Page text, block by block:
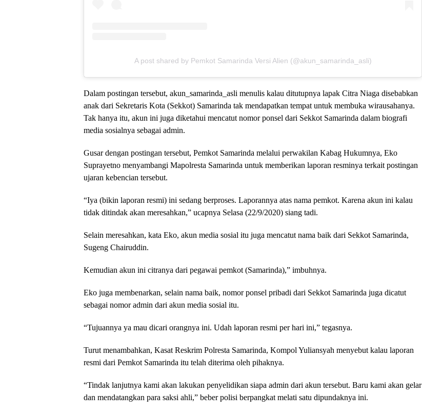
A post shared by Pemkot Samarinda Versi Alien (@akun_samarinda_asli)
Dalam postingan tersebut, akun_samarinda_asli menulis kalau ditutupnya lapak Citra Niaga disebabkan
anak dari Sekretaris Kota (Sekkot) Samarinda tak mendapatkan tempat untuk membuka wirausahanya.
Tak hanya itu, akun ini juga diketahui mencatut nomor ponsel dari Sekkot Samarinda dalam biografi
media sosialnya sebagai admin.
Gusar dengan postingan tersebut, Pemkot Samarinda melalui perwakilan Kabag Hukumnya, Eko
Suprayetno menyambangi Mapolresta Samarinda untuk memberikan laporan resminya terkait postingan
ujaran kebencian tersebut.
“Iya (bikin laporan resmi) ini sedang berproses. Laporannya atas nama pemkot. Karena akun ini kalau
tidak ditindak akan meresahkan,” ucapnya Selasa (22/9/2020) siang tadi.
Selain meresahkan, kata Eko, akun media sosial itu juga mencatut nama baik dari Sekkot Samarinda,
Sugeng Chairuddin.
Kemudian akun ini citranya dari pegawai pemkot (Samarinda),” imbuhnya.
Eko juga membenarkan, selain nama baik, nomor ponsel pribadi dari Sekkot Samarinda juga dicatut
sebagai nomor admin dari akun media sosial itu.
“Tujuannya ya mau dicari orangnya ini. Udah laporan resmi per hari ini,” tegasnya.
Turut menambahkan, Kasat Reskrim Polresta Samarinda, Kompol Yuliansyah menyebut kalau laporan
resmi dari Pemkot Samarinda itu telah diterima oleh pihaknya.
“Tindak lanjutnya kami akan lakukan penyelidikan siapa admin dari akun tersebut. Baru kami akan gelar
dan mendatangkan para saksi ahli,” beber polisi berpangkat melati satu dipundaknya ini.